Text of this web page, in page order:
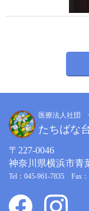
医療法人社団
たちばな
〒227-0046
神奈川県横浜市青
Tel：045-961-7835 Fax